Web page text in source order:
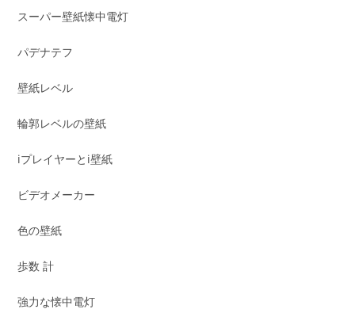
スーパー壁紙懐中電灯
パデナテフ
壁紙レベル
輪郭レベルの壁紙
iプレイヤーとi壁紙
ビデオメーカー
色の壁紙
歩数 計
強力な懐中電灯